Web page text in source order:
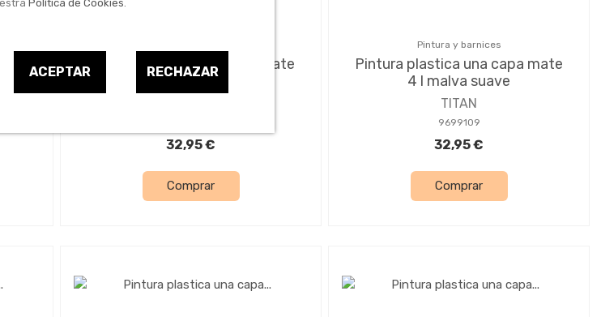
Política de Cookies
ACEPTAR RECHAZAR
Pintura plastica una capa mate
4 l lila
32,95 €
Comprar
Pintura y barnices
Pintura plastica una capa mate
4 l malva suave
TITAN
9699109
32,95 €
Comprar